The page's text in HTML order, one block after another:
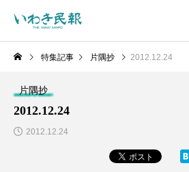
特集記事 片隅抄 2012.12.24
片隅抄
2012.12.24
2012.12.24